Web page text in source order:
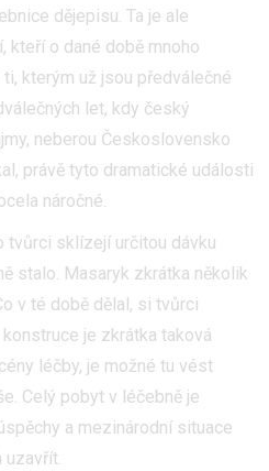
dějepisu. Ta je ale
kteří o dané době mnoho
kterým už jsou předválečné
let, kdy český
neberou Československo
právě tyto dramatické události
náročné.
tvůrci sklízejí určitou dávku
stalo. Masaryk zkrátka několik
v té době dělal, si tvůrci
je zkrátka taková
léčby, je možné tu vést
Celý pobyt v léčebně je
a mezinárodní situace
uzavřít.